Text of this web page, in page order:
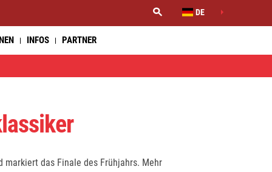
DE
INFOS PARTNER
markiert das Finale des Frühjahrs. Mehr